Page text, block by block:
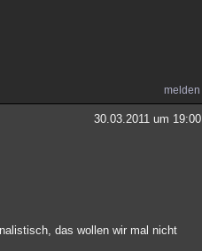
melden
30.03.2011 um 19:00
das wollen wir mal nicht